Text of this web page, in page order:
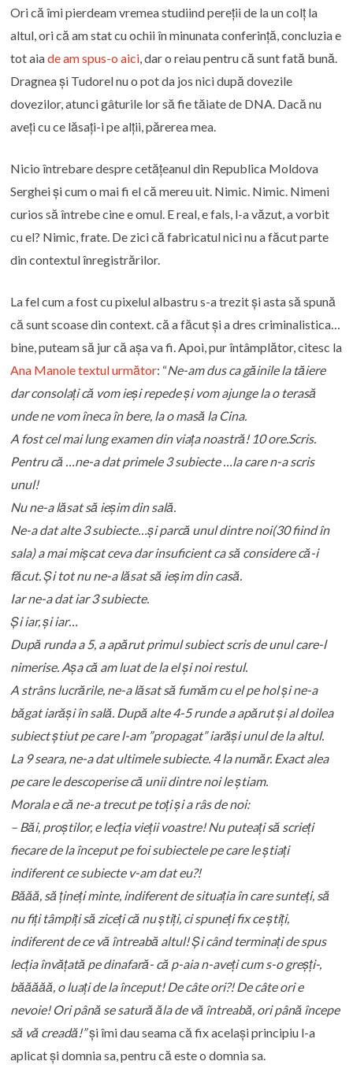
Ori că îmi pierdeam vremea studiind pereții de la un colț la
altul, ori că am stat cu ochii în minunata conferință, concluzia e
tot aiade am spus-o aici, dar o reiau pentru că sunt fată bună.
Dragnea și Tudorel nu o pot da jos nici după dovezile
dovezilor, atunci gâturile lor să fie tăiate de DNA. Dacă nu
aveți cu ce lăsați-i pe alții, părerea mea.
Nicio întrebare despre cetățeanul din Republica Moldova
Serghei și cum o mai fi el că mereu uit. Nimic. Nimic. Nimeni
curios să întrebe cine e omul. E real, e fals, l-a văzut, a vorbit
cu el? Nimic, frate. De zici că fabricatul nici nu a făcut parte
din contextul înregistrărilor.
La fel cum a fost cu pixelul albastru s-a trezit și asta să spună
că sunt scoase din context. că a făcut și a dres criminalistica…
bine, puteam să jur că așa va fi. Apoi, pur întâmplător, citesc la
Ana Manole textul următor: “Ne-am dus ca găinile la tăiere
dar consolați că vom ieși repede și vom ajunge la o terasă
unde ne vom îneca în bere, la o masă la Cina.
A fost cel mai lung examen din viața noastră! 10 ore.Scris.
Pentru că …ne-a dat primele 3 subiecte …la care n-a scris
unul!
Nu ne-a lăsat să ieșim din sală.
Ne-a dat alte 3 subiecte…și parcă unul dintre noi(30 fiind în
sala) a mai mișcat ceva dar insuficient ca să considere că-i
făcut. Și tot nu ne-a lăsat să ieșim din casă.
Iar ne-a dat iar 3 subiecte.
Și iar, și iar…
După runda a 5, a apărut primul subiect scris de unul care-l
nimerise. Așa că am luat de la el și noi restul.
A strâns lucrările, ne-a lăsat să fumăm cu el pe hol și ne-a
băgat iarăși în sală. După alte 4-5 runde a apărut și al doilea
subiect știut pe care l-am ”propagat” iarăși unul de la altul.
La 9 seara, ne-a dat ultimele subiecte. 4 la număr. Exact alea
pe care le descoperise că unii dintre noi le știam.
Morala e că ne-a trecut pe toți și a râs de noi:
– Băi, proștilor, e lecția vieții voastre! Nu puteați să scrieți
fiecare de la început pe foi subiectele pe care le știați
indiferent ce subiecte v-am dat eu?!
Băăă, să țineți minte, indiferent de situația în care sunteți, să
nu fiți tâmpiți să ziceți că nu știți, ci spuneți fix ce știți,
indiferent de ce vă întreabă altul! Și când terminați de spus
lecția învățată pe dinafară- că p-aia n-aveți cum s-o greșți-,
băăăăă, o luați de la început! De câte ori?! De câte ori e
nevoie! Ori până se satură ăla de vă întreabă, ori până începe
să vă creadă!”și îmi dau seama că fix același principiu l-a
aplicat și domnia sa, pentru că este o domnia sa.